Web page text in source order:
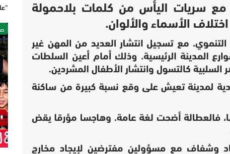
مع سريات اليأس من كلمات بلاحمولة
الأسماء والألوان.
التنموي. مع تسجيل انتشار العديد من المهن غير
المدينة الرئيسية. وذلك أمام أعين السلطات
كالتسول وانتشار الأطفال المشردين.
لمدينة تعيش على وقع نسبة كبيرة من ساكنة
فالعطالة أضحت لغة عامة. وهاجسا مؤرقا يقض
وشفاف مع مسؤولين مفترضين لإيجاد مخارج